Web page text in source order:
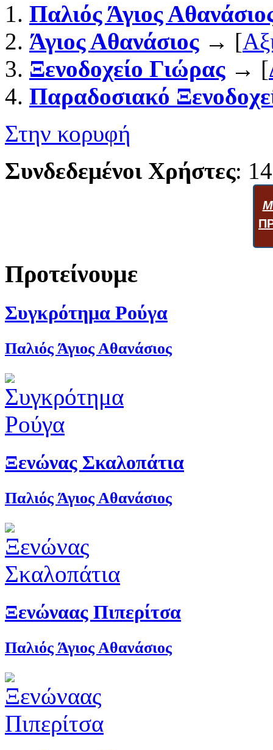
Παλιός Άγιος
Άγιος Αθανάσιος→ [
Ξενοδοχείο Γιώρας→ [
Παραδοσιακό
Στην κορυφή
Συνδεδεμένοι Χρήστες: 14
Προτείνουμε
Συγκρότημα Ρούγα
Παλιός Άγιος Αθανάσιος
Ξενώνας Σκαλοπάτια
Παλιός Άγιος Αθανάσιος
Ξενώναας Πιπερίτσα
Παλιός Άγιος Αθανάσιος